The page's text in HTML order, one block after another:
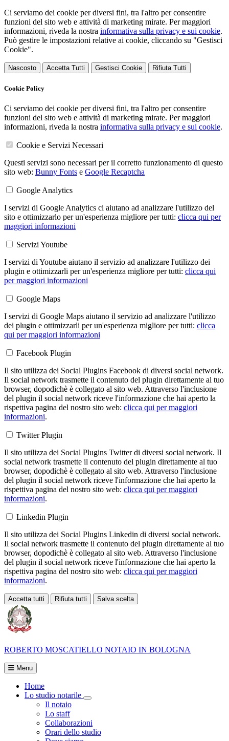
Ci serviamo dei cookie per diversi fini, tra l'altro per consentire
funzioni del sito web e attività di marketing mirate. Per maggiori
informazioni, riveda la nostra informativa sulla privacy e sui cookie.
Può gestire le impostazioni relative ai cookie, cliccando su "Gestisci
Cookie".
Nascosto Accetta Tutti Gestisci Cookie Rifiuta Tutti
Cookie Policy
Ci serviamo dei cookie per diversi fini, tra l'altro per consentire
funzioni del sito web e attività di marketing mirate. Per maggiori
informazioni, riveda la nostra informativa sulla privacy e sui cookie.
Cookie e Servizi Necessari
Questi servizi sono necessari per il corretto funzionamento di questo
sito web: Bunny Fonts e Google Recaptcha
Google Analytics
I servizi di Google Analytics ci aiutano ad analizzare l'utilizzo del
sito e ottimizzarlo per un'esperienza migliore per tutti: clicca qui per
maggiori informazioni
Servizi Youtube
I servizi di Youtube aiutano il servizio ad analizzare l'utilizzo dei
plugin e ottimizzarli per un'esperienza migliore per tutti: clicca qui
per maggiori informazioni
Google Maps
I servizi di Google Maps aiutano il servizio ad analizzare l'utilizzo
dei plugin e ottimizzarli per un'esperienza migliore per tutti: clicca
qui per maggiori informazioni
Facebook Plugin
Il sito utilizza dei Social Plugins Facebook di diversi social network.
Il social network trasmette il contenuto del plugin direttamente al tuo
browser, dopodichè è collegato al sito web. Attraverso l'inclusione
del plugin il social network riceve l'informazione che hai aperto la
rispettiva pagina del nostro sito web: clicca qui per maggiori
informazioni.
Twitter Plugin
Il sito utilizza dei Social Plugins Twitter di diversi social network. Il
social network trasmette il contenuto del plugin direttamente al tuo
browser, dopodichè è collegato al sito web. Attraverso l'inclusione
del plugin il social network riceve l'informazione che hai aperto la
rispettiva pagina del nostro sito web: clicca qui per maggiori
informazioni.
Linkedin Plugin
Il sito utilizza dei Social Plugins Linkedin di diversi social network.
Il social network trasmette il contenuto del plugin direttamente al tuo
browser, dopodichè è collegato al sito web. Attraverso l'inclusione
del plugin il social network riceve l'informazione che hai aperto la
rispettiva pagina del nostro sito web: clicca qui per maggiori
informazioni.
Accetta tutti Rifiuta tutti Salva scelta
Loading...
ROBERTO MOSCATIELLO NOTAIO IN BOLOGNA
Menu
Home
Lo studio notarile
Toggle Dropdown
Il notaio
Lo staff
Collaborazioni
Orari dello studio